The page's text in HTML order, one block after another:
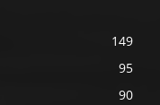
149
95
90